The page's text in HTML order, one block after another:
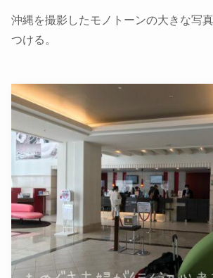
沖縄を撮影したモノトーンの大きな写
つける。